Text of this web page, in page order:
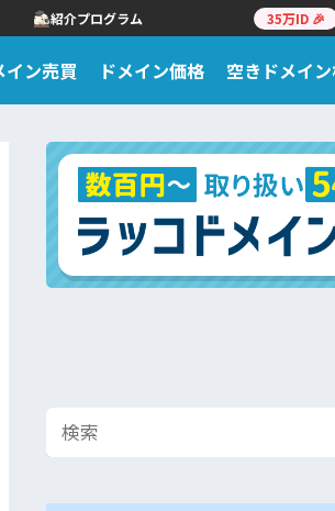
紹介プログラム 35万ID 🎉
イン売買 ドメイン価格 空きドメイ